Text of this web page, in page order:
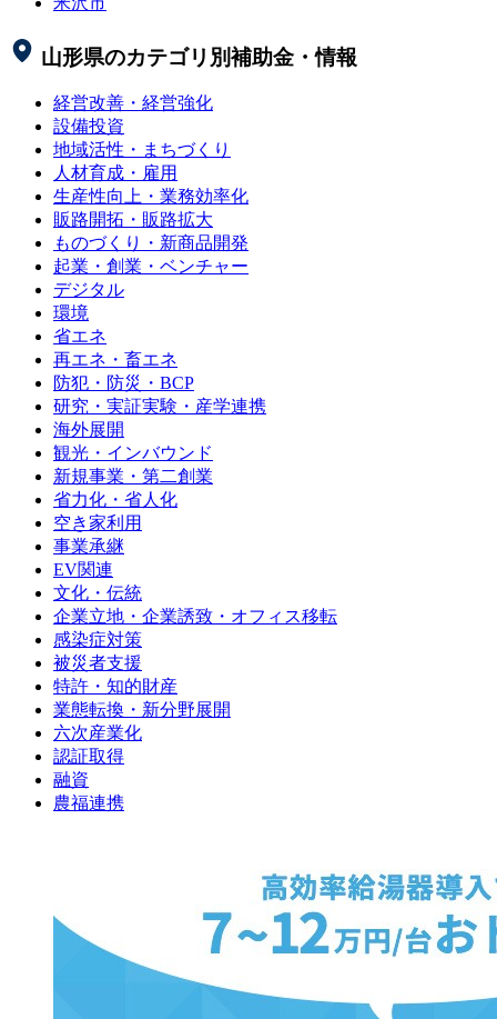
山形県のカテゴリ別補助金・情報
経営改善・経営強化
設備投資
地域活性・まちづくり
人材育成・雇用
生産性向上・業務効率化
販路開拓・販路拡大
ものづくり・新商品開発
起業・創業・ベンチャー
デジタル
環境
省エネ
再エネ・畜エネ
防犯・防災・BCP
研究・実証実験・産学連携
海外展開
観光・インバウンド
新規事業・第二創業
省力化・省人化
空き家利用
事業承継
EV関連
文化・伝統
企業立地・企業誘致・オフィス移転
感染症対策
被災者支援
特許・知的財産
業態転換・新分野展開
六次産業化
認証取得
融資
農福連携